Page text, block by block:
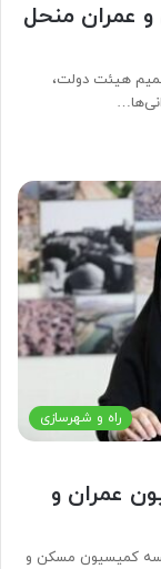
عمران منحل
هیئت دولت،
راه و شهرسازی
عمران و
کمیسیون مسکن و